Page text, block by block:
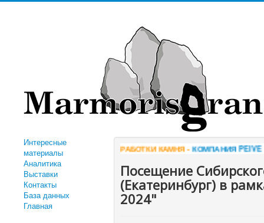
Интересные
материалы
Аналитика
Выставки
Контакты
База данных
Главная
КАМНЯ - КОМПАНИЯ PEIVE*** ТК ГОРИЗОНТ -
Посещение
(Екатеринбург) в
2024"